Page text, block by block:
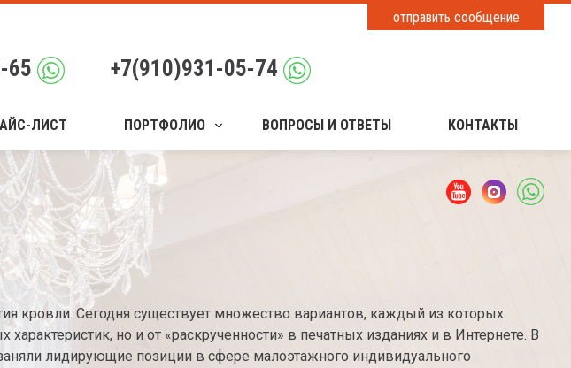
65 +7(910)931-05-74
отправить сообщение
ЛИСТ ПОРТФОЛИО ВОПРОСЫ И ОТВЕТЫ КОНТАКТЫ
кровли. Сегодня существует множество вариантов, каждый из которых
но и от «раскрученности» в печатных изданиях и в Интернете. В
лидирующие позиции в сфере малоэтажного индивидуального